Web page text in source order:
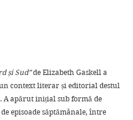
și Sud” de Elizabeth Gaskell a
context literar și editorial destul
A apărut inițial sub formă de
episoade săptămânale, între